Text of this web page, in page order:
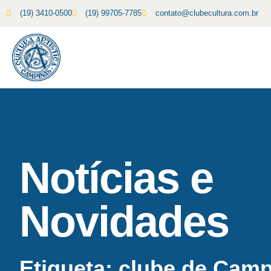
(19) 3410-0500 (19) 99705-7785 contato@clubecultura.com.br
Notícias e
Novidades